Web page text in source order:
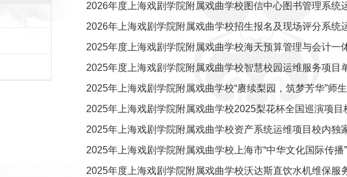
2026年度上海戏剧学院附属戏曲学校图信中心图书管理系统
2026年上海戏剧学院附属戏曲学校招生报名及现场评分系统
2025年度上海戏剧学院附属戏曲学校海天预算管理与会计一
2025年度上海戏剧学院附属戏曲学校智慧校园运维服务项目
2025年上海戏剧学院附属戏曲学校“赓续梨园，筑梦芳华”师
2025年上海戏剧学院附属戏曲学校2025梨花杯全国巡演项目
2025年上海戏剧学院附属戏曲学校资产系统运维项目校内独
2025年上海戏剧学院附属戏曲学校上海市“中华文化国际传
2025年度上海戏剧学院附属戏曲学校沃达斯直饮水机维保服